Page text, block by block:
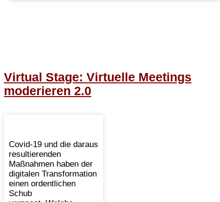
Virtual Stage: Virtuelle Meetings
moderieren 2.0
Covid-19 und die daraus
resultierenden
Maßnahmen haben der
digitalen Transformation
einen ordentlichen
Schub